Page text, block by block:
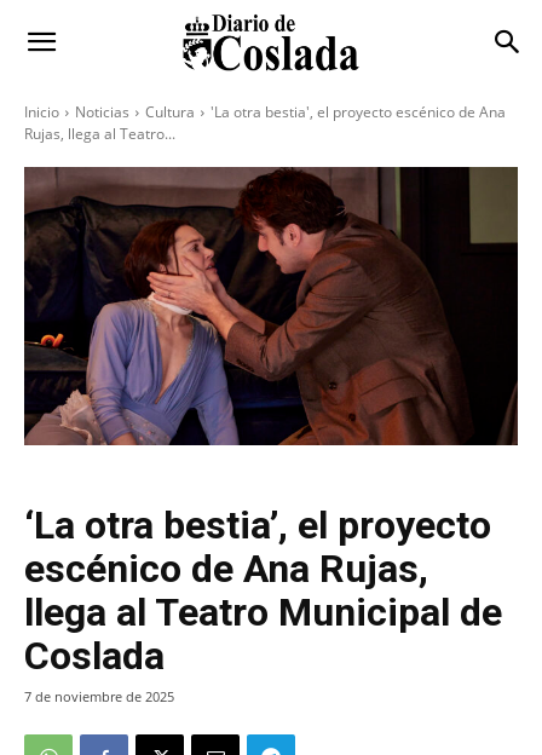
Inicio Noticias Cultura
'La otra bestia', el proyecto escénico de Ana
Rujas, llega al Teatro...
‘La otra bestia’, el proyecto
escénico de Ana Rujas,
llega al Teatro Municipal de
Coslada
7 de noviembre de 2025